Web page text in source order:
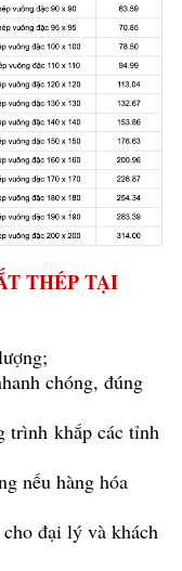
THÉP TẠI
chóng, đúng
trình khắp các tỉnh
nếu hàng hóa
đại lý và khách